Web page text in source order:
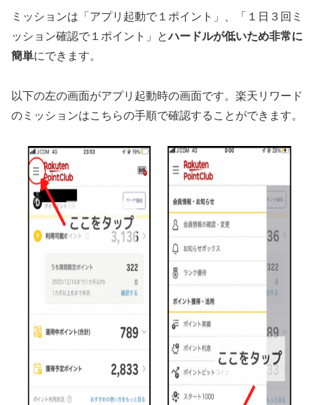
ミッションは「アプリ起動で１ポイント」、「１日３回ミ
ッション確認で１ポイント」とハードルが低いため非常に
簡単にできます。
以下の左の画面がアプリ起動時の画面です。楽天リワード
のミッションはこちらの手順で確認することができます。